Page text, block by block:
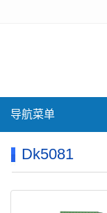
导航菜单
Dk5081